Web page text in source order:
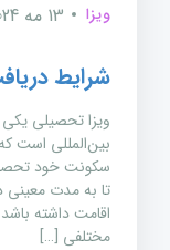
ویزا 13 مه 2024
شرایط
ویزا تحصیلی یکی
بین‌المللی است
سکونت خود
تا به مدت معینی
اقامت داشته
مختلفی […]